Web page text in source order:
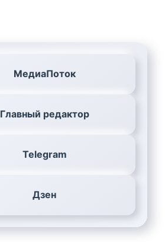
МедиаПоток
Главный редактор
Telegram
Дзен